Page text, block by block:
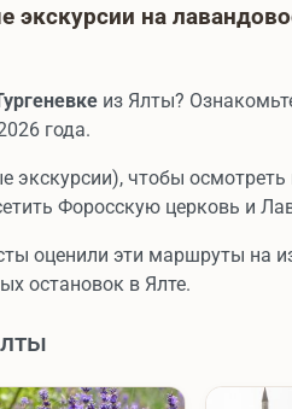
на
из Ялты?
года.
чтобы
Форосскую церковь и
оценили эти маршруты на
остановок в Ялте.